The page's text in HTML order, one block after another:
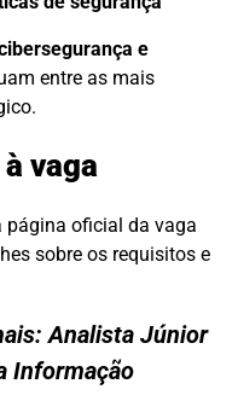
e
entre as mais
vaga
página oficial da vaga
sobre os requisitos e
Analista Júnior
Informação